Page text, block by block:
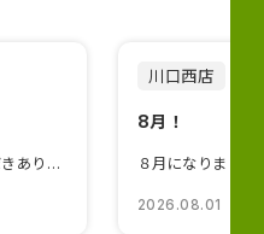
いつも川口西店をご利用いただきありがとうございます8/10 (月) ～ 8/20 (木)連休とさせて...
川口西店
2026.08.01
8月！